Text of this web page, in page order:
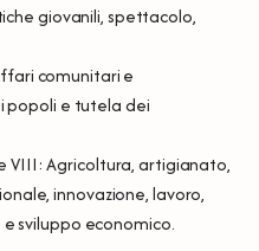
giovanili, spettacolo,
comunitari e
popoli e tutela dei
VIII: Agricoltura, artigianato,
innovazione, lavoro,
sviluppo economico.